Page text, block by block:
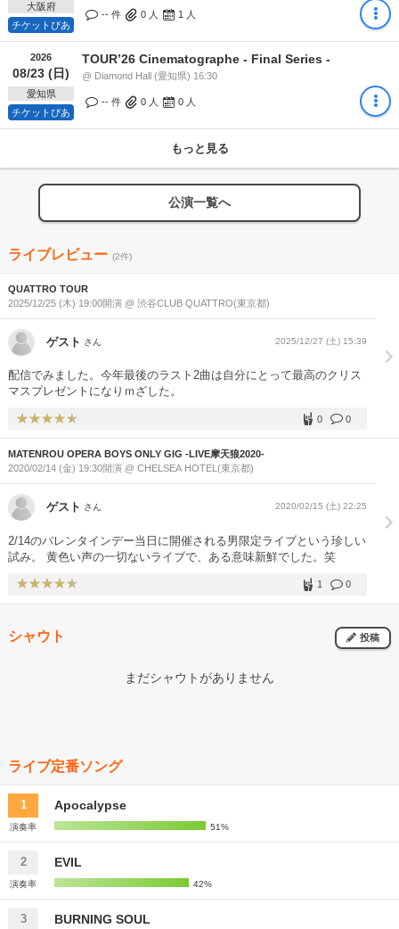
大阪府
チケットぴあ
-- 件 0 人 1 人
2026
08/23 (日)
愛知県
チケットぴあ
TOURʼ26 Cinematographe - Final Series -
@ Diamond Hall (愛知県) 16:30
-- 件 0 人 0 人
もっと見る
公演一覧へ
ライブレビュー (2件)
QUATTRO TOUR
2025/12/25 (木) 19:00開演 @ 渋谷CLUB QUATTRO(東京都)
ゲスト さん 2025/12/27 (土) 15:39
配信でみました。今年最後のラスト2曲は自分にとって最高のクリス
マスプレゼントになりｍざした。
0
0
MATENROU OPERA BOYS ONLY GIG -LIVE摩天狼2020-
2020/02/14 (金) 19:30開演 @ CHELSEA HOTEL(東京都)
ゲスト さん 2020/02/15 (土) 22:25
2/14のバレンタインデー当日に開催される男限定ライブという珍しい
試み。 黄色い声の一切ないライブで、ある意味新鮮でした。笑
0
1
シャウト 投稿
まだシャウトがありません
ライブ定番ソング
1 Apocalypse
演奏率 51%
2 EVIL
演奏率 42%
3 BURNING SOUL